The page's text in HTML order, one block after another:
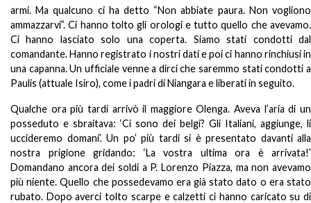
armi. Ma qualcuno ci ha detto “Non abbiate paura. Non vogliono
ammazzarvi”. Ci hanno tolto gli orologi e tutto quello che avevamo.
Ci hanno lasciato solo una coperta. Siamo stati condotti dal
comandante. Hanno registrato i nostri dati e poi ci hanno rinchiusi in
una capanna. Un ufficiale venne a dirci che saremmo stati condotti a
Paulis (attuale Isiro), come i padri di Niangara e liberati in seguito.
Qualche ora più tardi arrivò il maggiore Olenga. Aveva l’aria di un
posseduto e sbraitava: ‘Ci sono dei belgi? Gli Italiani, aggiunge, li
uccideremo domani’. Un po’ più tardi si è presentato davanti alla
nostra prigione gridando: ‘La vostra ultima ora è arrivata!’
Domandano ancora dei soldi a P. Lorenzo Piazza, ma non avevamo
più niente. Quello che possedevamo era già stato dato o era stato
rubato. Dopo averci tolto scarpe e calzetti ci hanno caricato su di